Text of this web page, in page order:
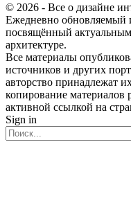
© 2026 - Все о дизайне
Ежедневно обновляемый
посвящённый
архитектуре.
Все материалы
источников и других
авторство принадлежат
копирование материалов
активной ссылкой на
Sign in